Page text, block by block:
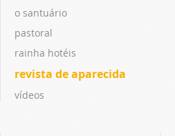
o santuário
pastoral
rainha hotéis
revista de aparecida
vídeos